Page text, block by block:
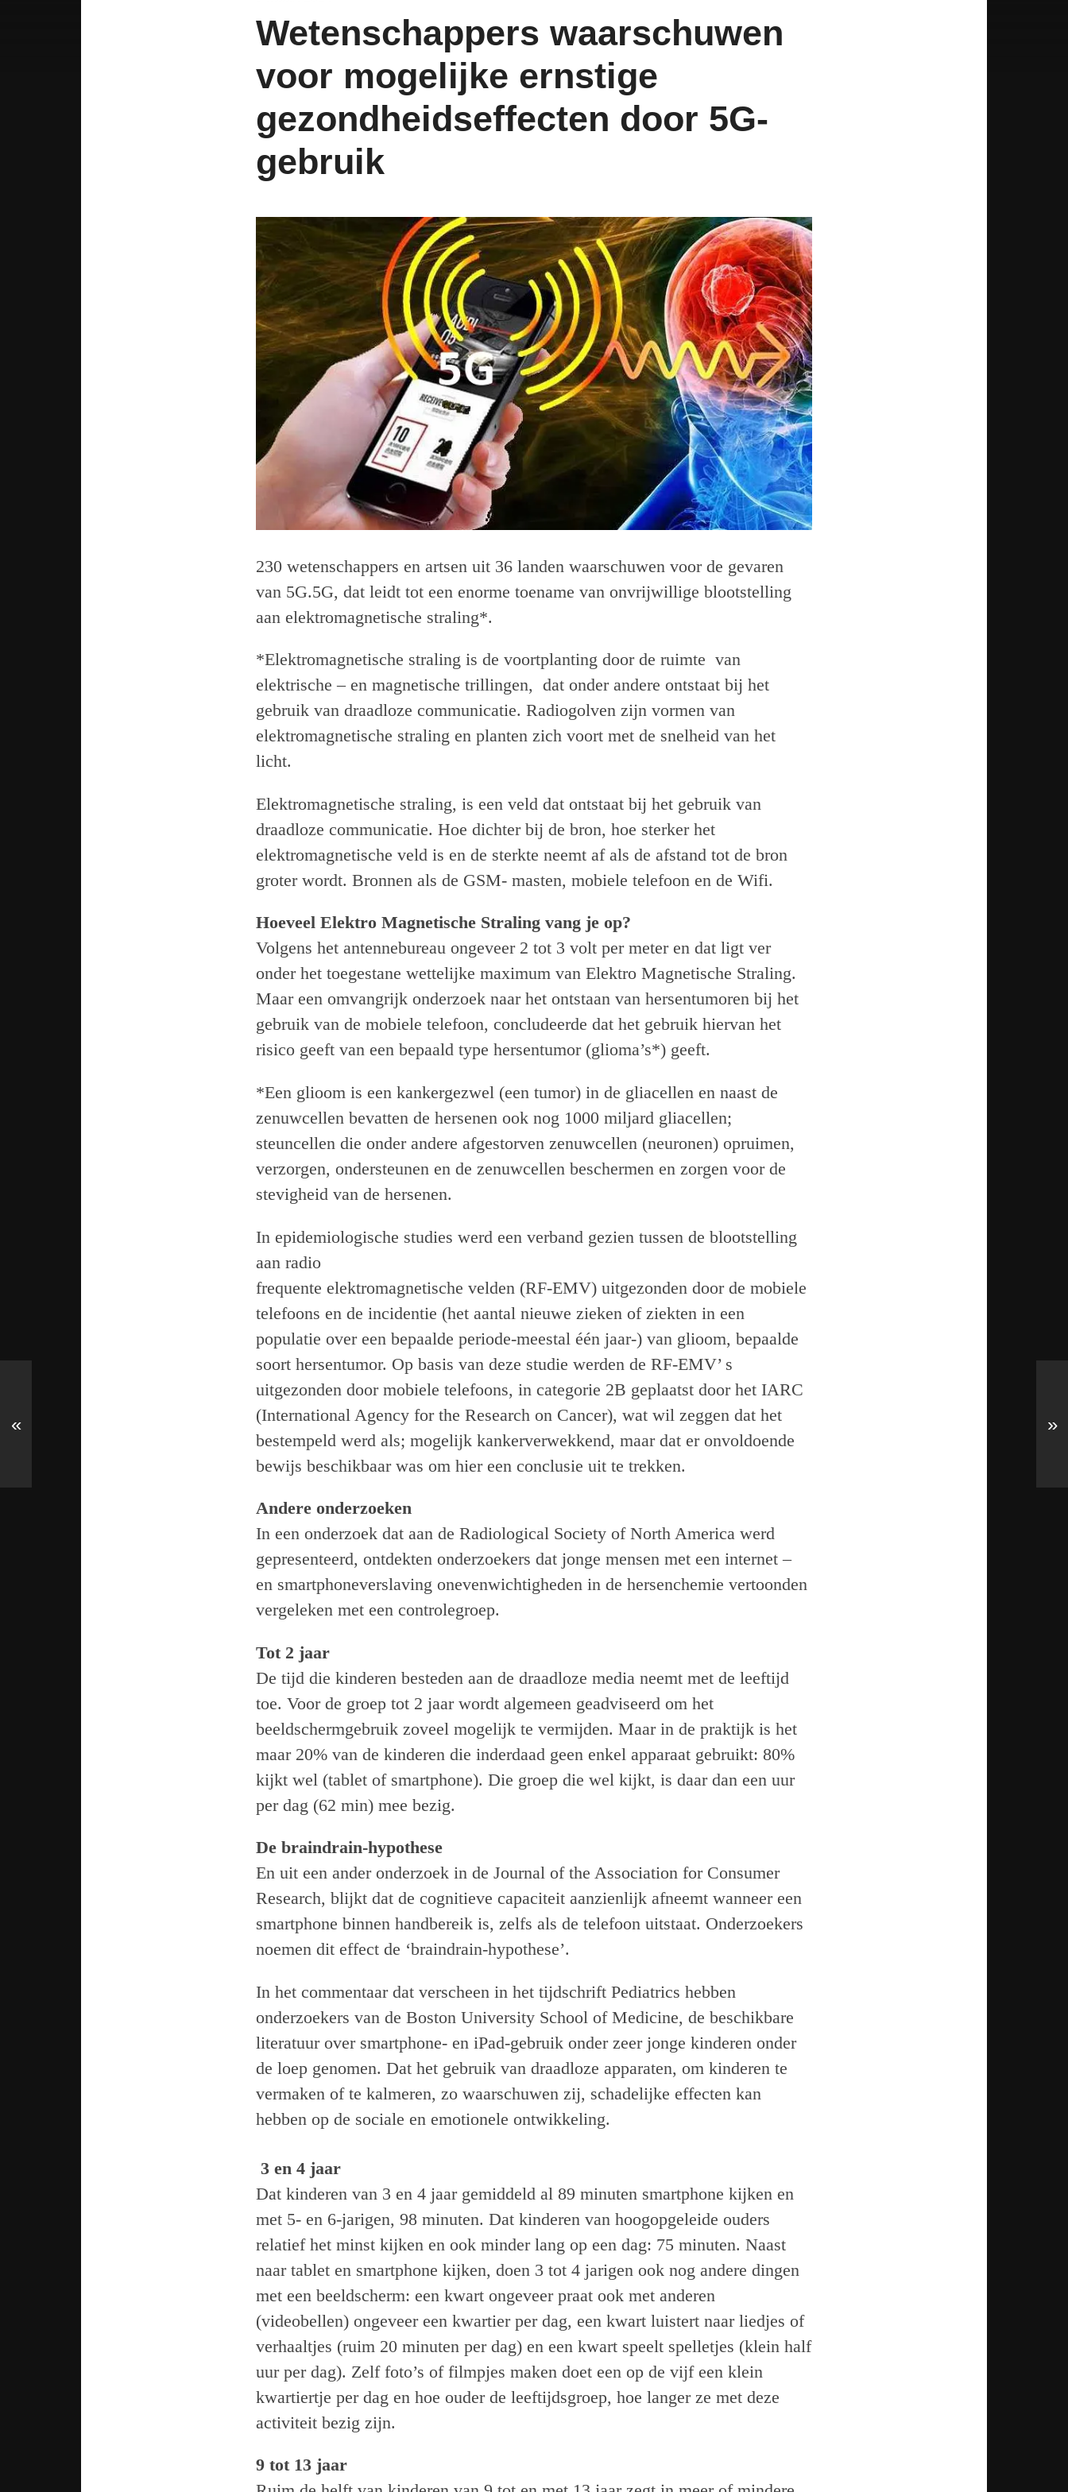
Wetenschappers waarschuwen
voor mogelijke ernstige
gezondheidseffecten door 5G-
gebruik
230 wetenschappers en artsen uit 36 landen waarschuwen voor de gevaren
van 5G.5G, dat leidt tot een enorme toename van onvrijwillige blootstelling
aan elektromagnetische straling*.
*Elektromagnetische straling is de voortplanting door de ruimte van
elektrische – en magnetische trillingen, dat onder andere ontstaat bij het
gebruik van draadloze communicatie. Radiogolven zijn vormen van
elektromagnetische straling en planten zich voort met de snelheid van het
licht.
Elektromagnetische straling, is een veld dat ontstaat bij het gebruik van
draadloze communicatie. Hoe dichter bij de bron, hoe sterker het
elektromagnetische veld is en de sterkte neemt af als de afstand tot de bron
groter wordt. Bronnen als de GSM- masten, mobiele telefoon en de Wifi.
Hoeveel Elektro Magnetische Straling vang je op?
Volgens het antennebureau ongeveer 2 tot 3 volt per meter en dat ligt ver
onder het toegestane wettelijke maximum van Elektro Magnetische Straling.
Maar een omvangrijk onderzoek naar het ontstaan van hersentumoren bij het
gebruik van de mobiele telefoon, concludeerde dat het gebruik hiervan het
risico geeft van een bepaald type hersentumor (glioma’s*) geeft.
*Een glioom is een kankergezwel (een tumor) in de gliacellen en naast de
zenuwcellen bevatten de hersenen ook nog 1000 miljard gliacellen;
steuncellen die onder andere afgestorven zenuwcellen (neuronen) opruimen,
verzorgen, ondersteunen en de zenuwcellen beschermen en zorgen voor de
stevigheid van de hersenen.
In epidemiologische studies werd een verband gezien tussen de blootstelling
aan radio
frequente elektromagnetische velden (RF-EMV) uitgezonden door de mobiele
telefoons en de incidentie (het aantal nieuwe zieken of ziekten in een
populatie over een bepaalde periode-meestal één jaar-) van glioom, bepaalde
soort hersentumor. Op basis van deze studie werden de RF-EMV’ s
uitgezonden door mobiele telefoons, in categorie 2B geplaatst door het IARC
(International Agency for the Research on Cancer), wat wil zeggen dat het
bestempeld werd als; mogelijk kankerverwekkend, maar dat er onvoldoende
bewijs beschikbaar was om hier een conclusie uit te trekken.
Andere onderzoeken
In een onderzoek dat aan de Radiological Society of North America werd
gepresenteerd, ontdekten onderzoekers dat jonge mensen met een internet –
en smartphoneverslaving onevenwichtigheden in de hersenchemie vertoonden
vergeleken met een controlegroep.
Tot 2 jaar
De tijd die kinderen besteden aan de draadloze media neemt met de leeftijd
toe. Voor de groep tot 2 jaar wordt algemeen geadviseerd om het
beeldschermgebruik zoveel mogelijk te vermijden. Maar in de praktijk is het
maar 20% van de kinderen die inderdaad geen enkel apparaat gebruikt: 80%
kijkt wel (tablet of smartphone). Die groep die wel kijkt, is daar dan een uur
per dag (62 min) mee bezig.
De braindrain-hypothese
En uit een ander onderzoek in de Journal of the Association for Consumer
Research, blijkt dat de cognitieve capaciteit aanzienlijk afneemt wanneer een
smartphone binnen handbereik is, zelfs als de telefoon uitstaat. Onderzoekers
noemen dit effect de ‘braindrain-hypothese’.
In het commentaar dat verscheen in het tijdschrift Pediatrics hebben
onderzoekers van de Boston University School of Medicine, de beschikbare
literatuur over smartphone- en iPad-gebruik onder zeer jonge kinderen onder
de loep genomen. Dat het gebruik van draadloze apparaten, om kinderen te
vermaken of te kalmeren, zo waarschuwen zij, schadelijke effecten kan
hebben op de sociale en emotionele ontwikkeling.
3 en 4 jaar
Dat kinderen van 3 en 4 jaar gemiddeld al 89 minuten smartphone kijken en
met 5- en 6-jarigen, 98 minuten. Dat kinderen van hoogopgeleide ouders
relatief het minst kijken en ook minder lang op een dag: 75 minuten. Naast
naar tablet en smartphone kijken, doen 3 tot 4 jarigen ook nog andere dingen
met een beeldscherm: een kwart ongeveer praat ook met anderen
(videobellen) ongeveer een kwartier per dag, een kwart luistert naar liedjes of
verhaaltjes (ruim 20 minuten per dag) en een kwart speelt spelletjes (klein half
uur per dag). Zelf foto’s of filmpjes maken doet een op de vijf een klein
kwartiertje per dag en hoe ouder de leeftijdsgroep, hoe langer ze met deze
activiteit bezig zijn.
9 tot 13 jaar
« »